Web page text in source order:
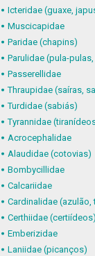
Muscicapidae
Paridae (chapins)
Passerellidae
Turdidae (sabiás)
Tyrannidae
Acrocephalidae
Alaudidae (cotovias)
Bombycillidae
Calcariidae
Certhiidae (certiídeos)
Emberizidae
Laniidae (picanços)